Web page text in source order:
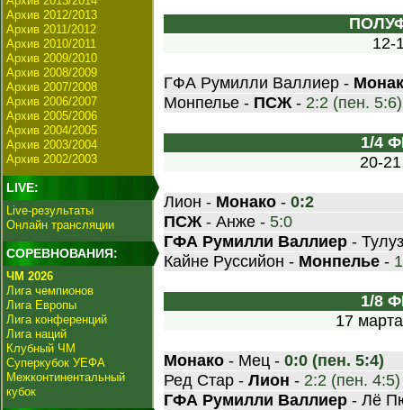
Архив 2012/2013
Архив 2011/2012
Архив 2010/2011
Архив 2009/2010
Архив 2008/2009
Архив 2007/2008
Архив 2006/2007
Архив 2005/2006
Архив 2004/2005
Архив 2003/2004
Архив 2002/2003
LIVE:
Live-результаты
Онлайн трансляции
СОРЕВНОВАНИЯ:
ЧМ 2026
Лига чемпионов
Лига Европы
Лига конференций
Лига наций
Клубный ЧМ
Суперкубок УЕФА
Межконтинентальный
кубок
12-
ГФА Румилли Валлиер -
Монпелье - ПСЖ- 2:2 (пен. 5:6)
1/4
20-
Лион - Монако - 0:2
ПСЖ- Анже - 5:0
ГФА Румилли Валлиер -
Кайне Руссийон - Монпелье -
1/8
17
Монако - Мец - 0:0 (пен. 5:4)
Ред Стар - Лион - 2:2 (пен. 4:5)
ГФА Румилли Валлиер - Лё